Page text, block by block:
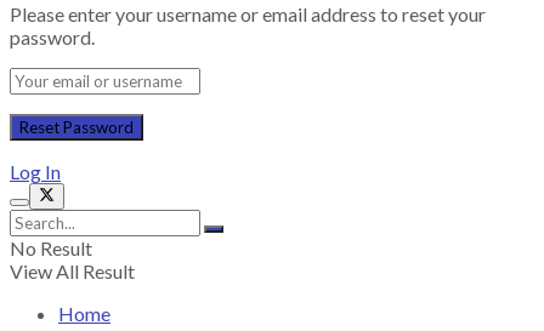
Please enter your username or email address to reset your
password.
Log In
No Result
View All Result
Home